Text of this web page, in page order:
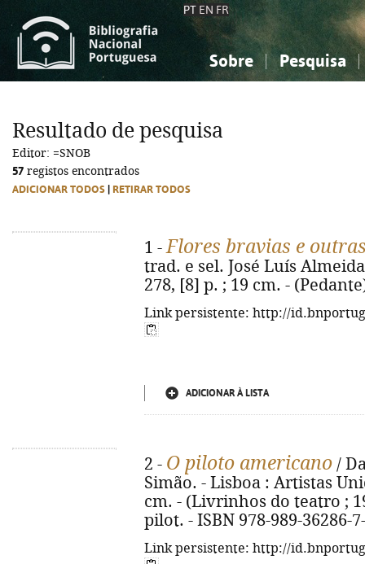
PT EN FR
Sobre Pesquisa
Ciências sociais...
Ciências sociais...
Resultado de pesquisa
Editor: =SNOB
57 registos encontrados
ADICIONAR TODOS RETIRAR TODOS
1 -Flores bravias e
trad. e sel. José Luís
278, [8] p. ; 19 cm. -
Link persistente: http://
ADICIONAR À LISTA
2 - O piloto americano /
Simão. - Lisboa : Artistas
cm. - (Livrinhos do teatro ;
pilot. - ISBN 978-989-36286-
Link persistente: http://